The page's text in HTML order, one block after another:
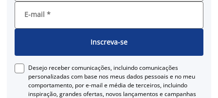
E-mail *
Inscreva-se
Desejo receber comunicações, incluindo comunicações
personalizadas com base nos meus dados pessoais e no meu
comportamento, por e-mail e média de terceiros, incluindo
inspiração, grandes ofertas, novos lançamentos e campanhas